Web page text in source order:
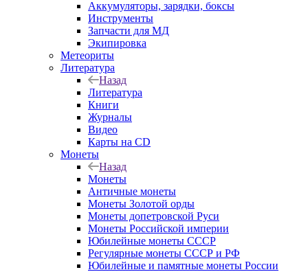
Аккумуляторы, зарядки, боксы
Инструменты
Запчасти для МД
Экипировка
Метеориты
Литература
Назад
Литература
Книги
Журналы
Видео
Карты на CD
Монеты
Назад
Монеты
Античные монеты
Монеты Золотой орды
Монеты допетровской Руси
Монеты Российской империи
Юбилейные монеты СССР
Регулярные монеты СССР и РФ
Юбилейные и памятные монеты России